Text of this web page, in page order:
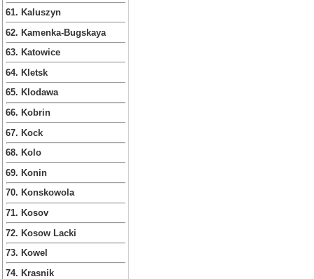
61. Kaluszyn
62. Kamenka-Bugskaya
63. Katowice
64. Kletsk
65. Klodawa
66. Kobrin
67. Kock
68. Kolo
69. Konin
70. Konskowola
71. Kosov
72. Kosow Lacki
73. Kowel
74. Krasnik